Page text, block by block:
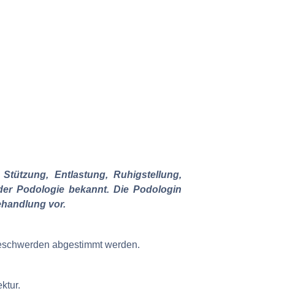
Entlastung, Ruhigstellung,
Podologie bekannt. Die Podologin
vor.
abgestimmt werden.